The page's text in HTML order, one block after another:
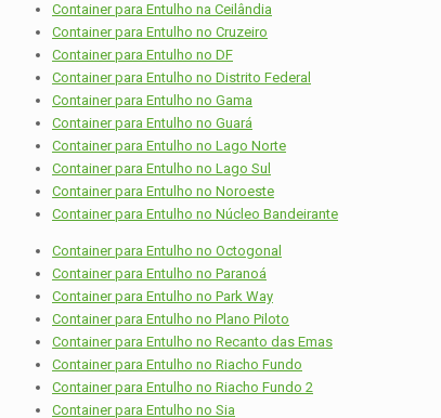
Container para Entulho na Ceilândia
Container para Entulho no Cruzeiro
Container para Entulho no DF
Container para Entulho no Distrito Federal
Container para Entulho no Gama
Container para Entulho no Guará
Container para Entulho no Lago Norte
Container para Entulho no Lago Sul
Container para Entulho no Noroeste
Container para Entulho no Núcleo Bandeirante
Container para Entulho no Octogonal
Container para Entulho no Paranoá
Container para Entulho no Park Way
Container para Entulho no Plano Piloto
Container para Entulho no Recanto das Emas
Container para Entulho no Riacho Fundo
Container para Entulho no Riacho Fundo 2
Container para Entulho no Sia